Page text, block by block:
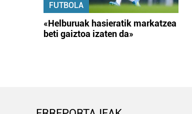
FUTBOLA
«Helburuak hasieratik markatzea
beti gaiztoa izaten da»